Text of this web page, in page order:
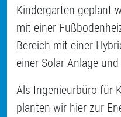
Kindergarten geplant
mit einer
Bereich mit einer
einer Solar-Anlage
Als Ingenieurbüro für
planten wir hier zur